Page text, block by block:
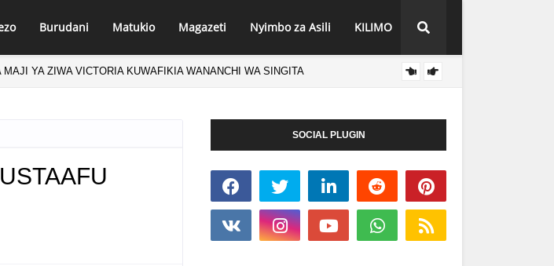
Burudani Matukio Magazeti Nyimbo za Asili KILIMO
YA ZIWA VICTORIA KUWAFIKIA WANANCHI WA SINGITA
SOCIAL PLUGIN